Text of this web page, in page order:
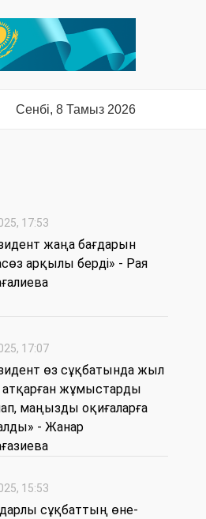
Сенбі, 8 Тамыз 2026
17:53
жаңа бағдарын
арқылы берді» - Рая
17:07
өз сұқбатында жыл
жұмыстарды
маңызды оқиғаларға
- Жанар
15:53
сұқбаттың өне-